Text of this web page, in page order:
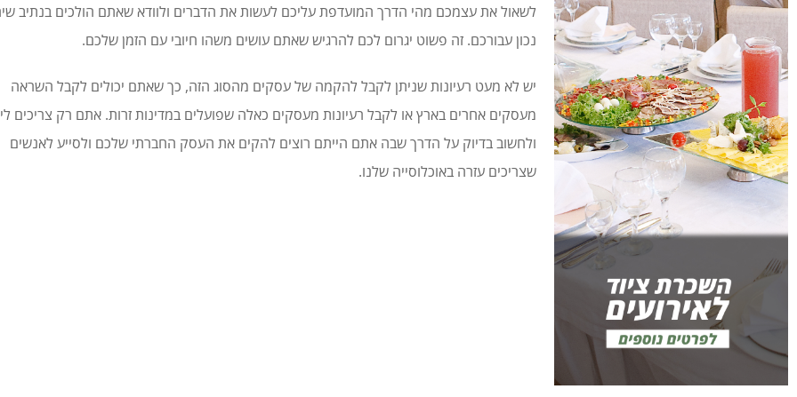
לשאול את עצמכם מהי הדרך המועדפת עליכם לעשות את הדברים ולוודא שאתם הולכים בנתיב
נכון עבורכם. זה פשוט יגרום לכם להרגיש שאתם עושים משהו חיובי עם הזמן שלכם.
יש לא מעט רעיונות שניתן לקבל להקמה של עסקים מהסוג הזה, כך שאתם יכולים לקבל השראה
מעסקים אחרים בארץ או לקבל רעיונות מעסקים כאלה שפועלים במדינות זרות. אתם רק צריכים
ולחשוב בדיוק על הדרך שבה אתם הייתם רוצים להקים את העסק החברתי שלכם ולסייע לאנשים
שצריכים עזרה באוכלוסייה שלנו.